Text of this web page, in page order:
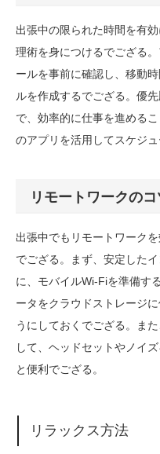
出張中の限られた時間を有
理術を身につけるでござる
ールを事前に確認し、移動
ルを作成するでござる。優
で、効率的に仕事を進める
のアプリを活用してスケジ
リモートワークのコ
出張中でもリモートワーク
でござる。まず、安定した
に、モバイルWi-Fiを準備す
ータをクラウドストレージ
うにしておくでござる。ま
して、ヘッドセットやノイ
と便利でござる。
リラックス方法